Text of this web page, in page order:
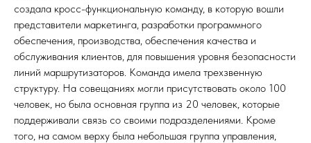
создала кросс-функциональную команду, в которую вошли
представители маркетинга, разработки программного
обеспечения, производства, обеспечения качества и
обслуживания клиентов, для повышения уровня безопасности
линий маршрутизаторов. Команда имела трехзвенную
структуру. На совещаниях могли присутствовать около 100
человек, но была основная группа из 20 человек, которые
поддерживали связь со своими подразделениями. Кроме
того, на самом верху была небольшая группа управления,